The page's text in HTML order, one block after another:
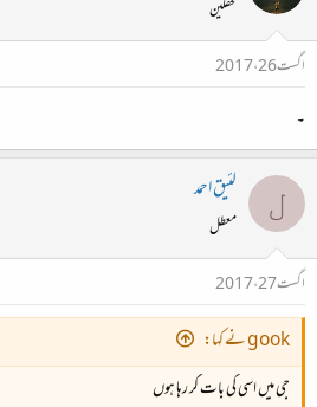
محفلین
اگست 26، 2017
۔
ل لئیق احمد
معطل
اگست 27، 2017
gook نے کہا:
جی میں اسی کی بات کر رہا ہوں